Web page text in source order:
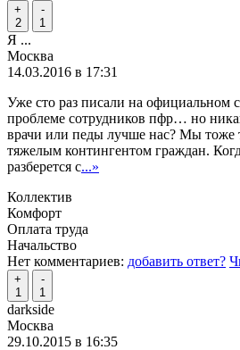
+
2
-
1
Я ...
Москва
14.03.2016 в 17:31
Уже сто раз писали на
проблеме сотрудников пфр… но
врачи или педы лучше нас? Мы тоже
тяжелым контингентом граждан.
разберется с...»
Коллектив
Комфорт
Оплата труда
Начальство
Нет комментариев: добавить ответ?
+
1
-
1
darkside
Москва
29.10.2015 в 16:35